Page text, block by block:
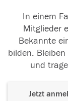
In einem
Mitglieder
Bekannte
bilden.
und
Jetzt